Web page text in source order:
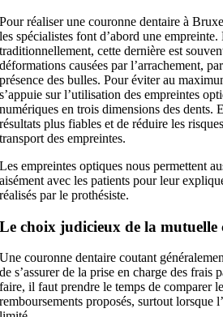
Pour réaliser une couronne dentaire à
les spécialistes font d’abord une
traditionnellement, cette dernière est
déformations causées par l’arrachement,
présence des bulles. Pour éviter au
s’appuie sur l’utilisation des empreintes
numériques en trois dimensions des dents.
résultats plus fiables et de réduire les
transport des empreintes.
Les empreintes optiques nous permettent
aisément avec les patients pour leur
réalisés par le prothésiste.
Le choix judicieux de la mutuelle
Une couronne dentaire coutant
de s’assurer de la prise en charge des frais
faire, il faut prendre le temps de comparer
remboursements proposés, surtout lorsque